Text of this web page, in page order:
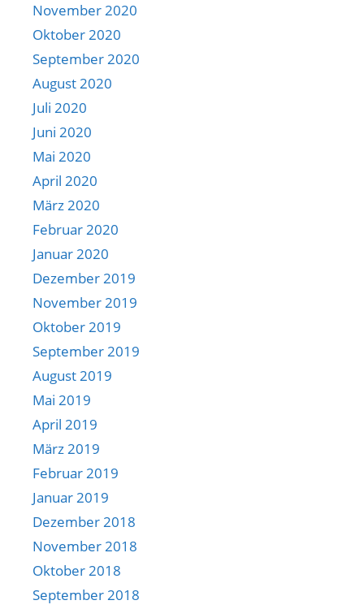
November 2020
Oktober 2020
September 2020
August 2020
Juli 2020
Juni 2020
Mai 2020
April 2020
März 2020
Februar 2020
Januar 2020
Dezember 2019
November 2019
Oktober 2019
September 2019
August 2019
Mai 2019
April 2019
März 2019
Februar 2019
Januar 2019
Dezember 2018
November 2018
Oktober 2018
September 2018